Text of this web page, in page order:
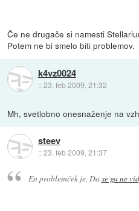
Če ne drugače si namesti
Potem ne bi smelo biti problemov.
k4vz0024
::23. feb 2009, 21:32
Mh, svetlobno onesnaženje na
steev
::23. feb 2009, 21:37
En problemček je. Dase ga ne